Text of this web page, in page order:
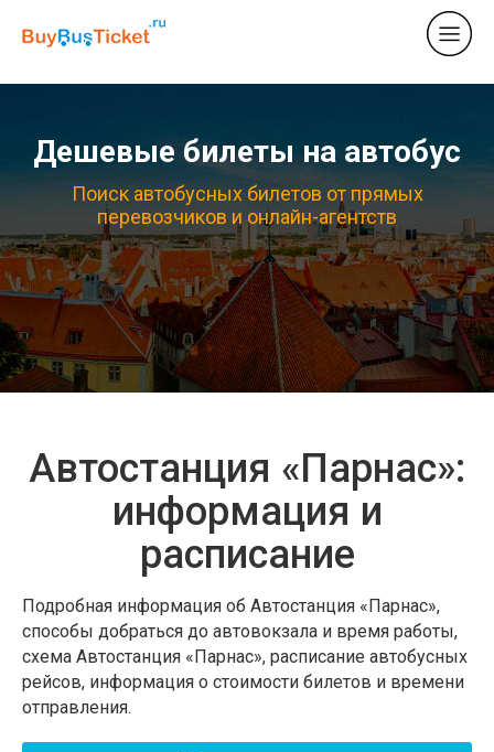
Дешевые билеты на автобус
Поиск автобусных билетов от прямых
перевозчиков и онлайн-агентств
Автостанция «Парнас»:
информация и
расписание
Подробная информация об Автостанция «Парнас»,
способы добраться до автовокзала и время работы,
схема Автостанция «Парнас», расписание автобусных
рейсов, информация о стоимости билетов и времени
отправления.